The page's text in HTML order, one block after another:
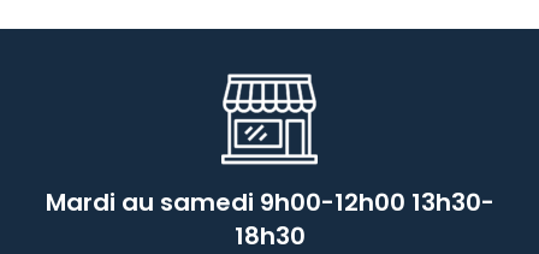
Mardi au samedi 9h00-12h00 13h30-
18h30